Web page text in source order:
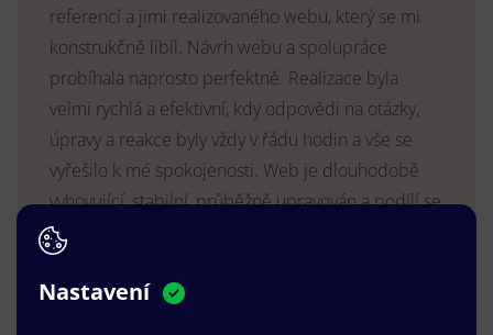
referencí a jimi realizovaného webu, který se mi
konstrukčně libíl. Návrh webu a spolupráce
probíhala naprosto perfektně. Realizace byla
velmi rychlá a efektivní, kdy odpovědi na otázky,
úpravy a reakce byly vždy v řádu hodin a vše se
vyřešilo k mé spokojenosti. Web je dlouhodobě
vyhovující, stabilní, průběžně upravován a podílí se
na pozitivním vnímání naší značky.
MUDr. Radek Vyšohlíd
VENART s.r.o.
Nastavení